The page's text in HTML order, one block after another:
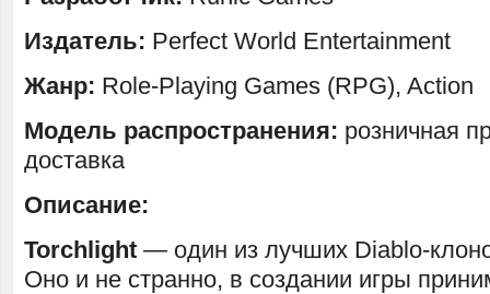
Издатель: Perfect World Entertainment
Жанр: Role-Playing Games (RPG), Action
Модель распространения: розничная
доставка
Описание:
Torchlight — один из лучших Diablo-
Оно и не странно, в создании игры